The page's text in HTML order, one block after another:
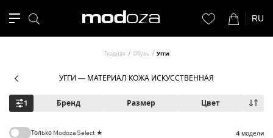
RU
Главная Обувь Угги
УГГИ — МАТЕРИАЛ КОЖА ИСКУССТВЕННАЯ
1 Бренд Размер Цвет
Только Modoza Select ★ 4 модели